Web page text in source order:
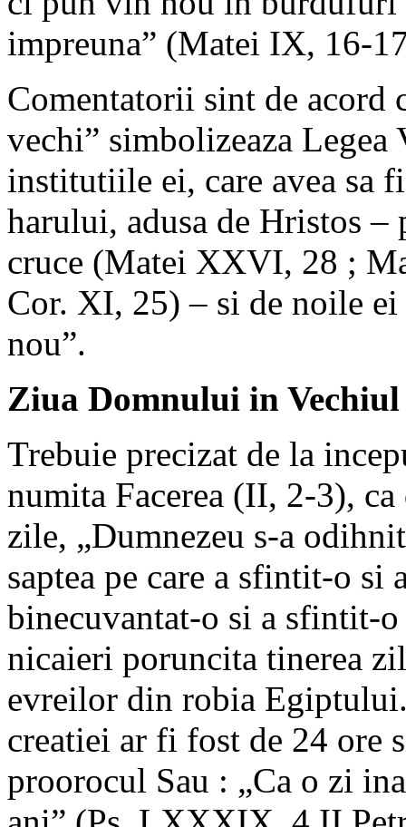
impreuna” (Matei IX, 16-
Comentatorii sint de acord
vechi” simbolizeaza
institutiile ei, care avea sa
harului, adusa de Hristos –
cruce (Matei XXVI, 28 ;
Cor. XI, 25) – si de noile
nou”.
Ziua Domnului in Vechiul
Trebuie precizat de la
numita Facerea (II, 2-3), ca
zile, „Dumnezeu s-a
saptea pe care a sfintit-o si
binecuvantat-o si a sfintit-
nicaieri poruncita tinerea
evreilor din robia
creatiei ar fi fost de 24 ore
proorocul Sau : „Ca o zi